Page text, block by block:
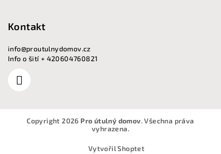
Kontakt
info@proutulnydomov.cz
Info o šití + 420604760821
Copyright 2026 Pro útulný domov. Všechna práva
vyhrazena.
Vytvořil Shoptet